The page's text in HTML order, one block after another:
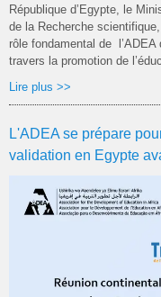
République d’Egypte, le
de la Recherche
rôle fondamental de
travers la promotion de
Lire plus >>
L'ADEA se prépare
validation en Egypte